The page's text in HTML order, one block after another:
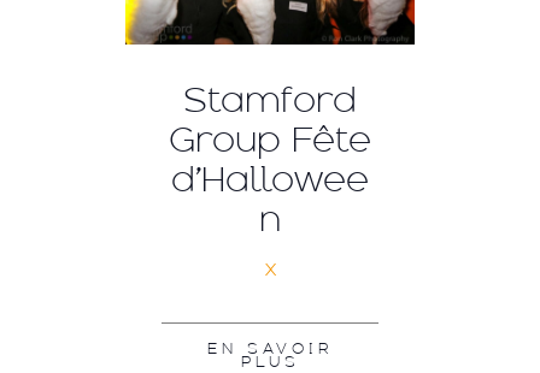
Stamford
Group Fête
d’Hallowee
n
x
EN SAVOIR
PLUS